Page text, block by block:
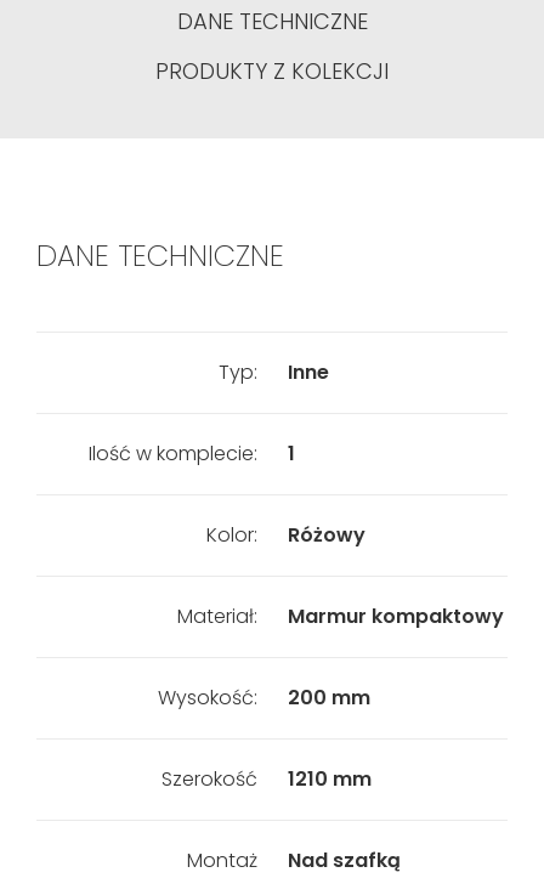
DANE TECHNICZNE
PRODUKTY Z KOLEKCJI
DANE TECHNICZNE
Typ: Inne
Ilość w komplecie: 1
Kolor: Różowy
Materiał: Marmur kompaktowy
Wysokość: 200 mm
Szerokość 1210 mm
Montaż Nad szafką